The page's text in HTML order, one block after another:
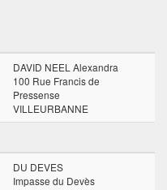
DAVID NEEL Alexandra
100 Rue Francis de
Pressense
VILLEURBANNE
DU DEVES
Impasse du Devès